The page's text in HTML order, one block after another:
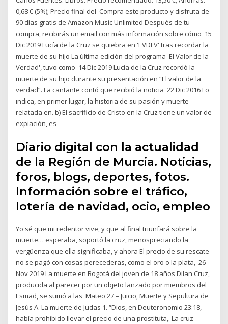
0,68 € (5%); Precio final del Compra este producto y disfruta de
90 días gratis de Amazon Music Unlimited Después de tu
compra, recibirás un email con más información sobre cómo 15
Dic 2019 Lucía de la Cruz se quiebra en 'EVDLV' tras recordar la
muerte de su hijo La última edición del programa 'El Valor de la
Verdad', tuvo como 14 Dic 2019 Lucía de la Cruz recordó la
muerte de su hijo durante su presentación en “El valor de la
verdad”. La cantante contó que recibió la noticia 22 Dic 2016 Lo
indica, en primer lugar, la historia de su pasión y muerte
relatada en. b) El sacrificio de Cristo en la Cruz tiene un valor de
expiación, es
Diario digital con la actualidad
de la Región de Murcia. Noticias,
foros, blogs, deportes, fotos.
Información sobre el tráfico,
lotería de navidad, ocio, empleo
Yo sé que mi redentor vive, y que al final triunfará sobre la
muerte… esperaba, soportó la cruz, menospreciando la
vergüenza que ella significaba, y ahora El precio de su rescate
no se pagó con cosas perecederas, como el oro o la plata, 26
Nov 2019 La muerte en Bogotá del joven de 18 años Dilan Cruz,
producida al parecer por un objeto lanzado por miembros del
Esmad, se sumó a las Mateo 27 – Juicio, Muerte y Sepultura de
Jesús A. La muerte de Judas 1. “Dios, en Deuteronomio 23:18,
había prohibido llevar el precio de una prostituta,. La cruz